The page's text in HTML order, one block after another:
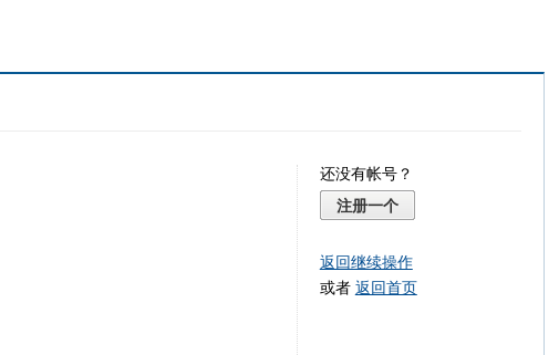
还没有帐号？
注册一个
返回继续操作
或者 返回首页